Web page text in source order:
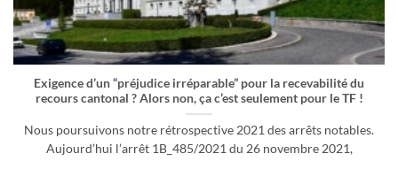
Exigence d’un “préjudice irréparable” pour la recevabilité du
recours cantonal ? Alors non, ça c’est seulement pour le TF !
Nous poursuivons notre rétrospective 2021 des arrêts notables.
Aujourd’hui l’arrêt 1B_485/2021 du 26 novembre 2021,